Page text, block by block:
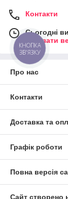
Контакти
Сьогодні
Показати
Про нас
Контакти
Доставка та
Графік роботи
Повна версія
Сайт створено
КНОПКА
ЗВ'ЯЗКУ